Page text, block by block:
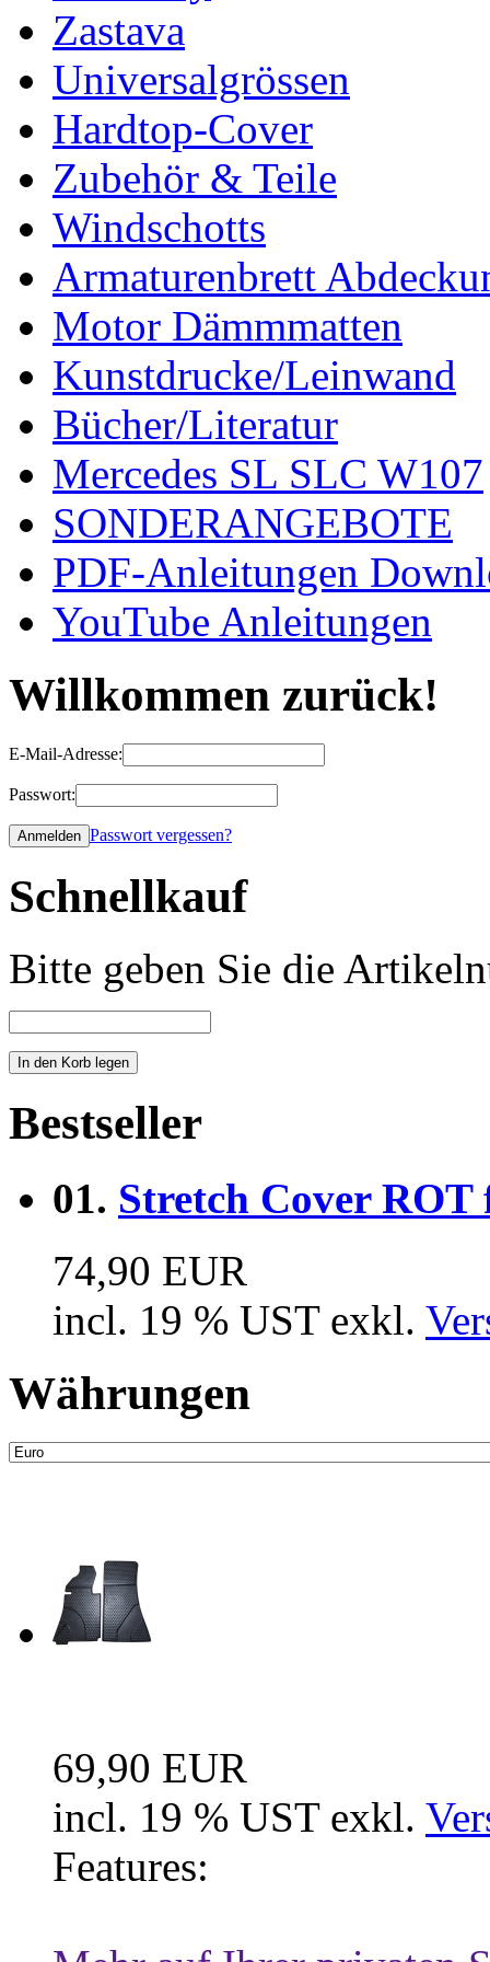
Zastava
Universalgrössen
Hardtop-Cover
Zubehör & Teile
Windschotts
Armaturenbrett
Motor Dämmmatten
Kunstdrucke/Leinwand
Bücher/Literatur
Mercedes SL SLC W107
SONDERANGEBOTE
PDF-Anleitungen
YouTube Anleitungen
Willkommen zurück!
E-Mail-Adresse:
Passwort:
Passwort vergessen?
Schnellkauf
Bitte geben Sie die
Bestseller
01. Stretch Cover
74,90 EUR
incl. 19 % UST exkl.
Währungen
69,90 EUR
incl. 19 % UST exkl.
Features: